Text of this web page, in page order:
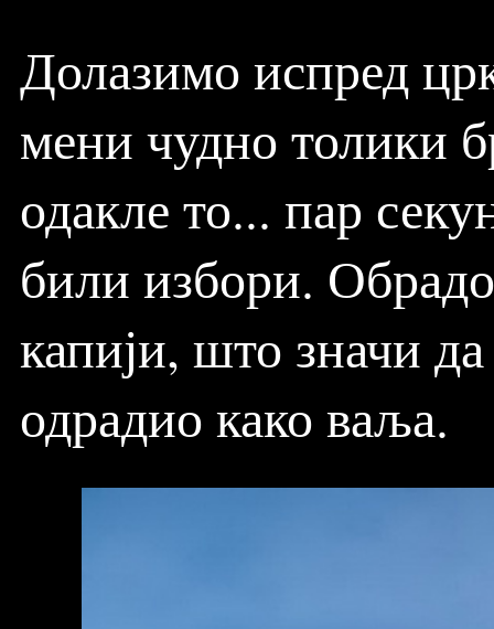
Долазимо испред
мени чудно толики
одакле то... пар
били избори.
капији, што значи
одрадио како ваља.